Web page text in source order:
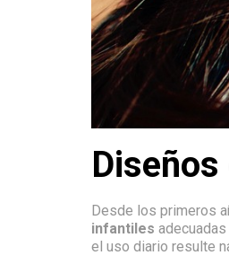
Desde los primeros
infantiles
el uso diario resulte